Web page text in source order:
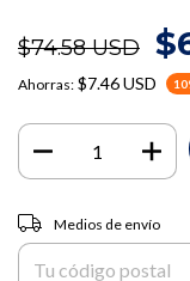
$74.58 USD
Ahorras: $7.46 USD 10
Entregas para el CP:
Medios de envío